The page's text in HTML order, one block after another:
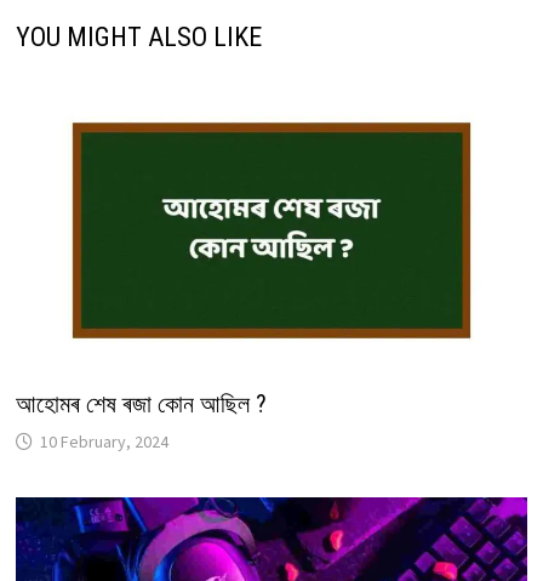
YOU MIGHT ALSO LIKE
আহোমৰ শেষ ৰজা কোন আছিল ?
10 February, 2024